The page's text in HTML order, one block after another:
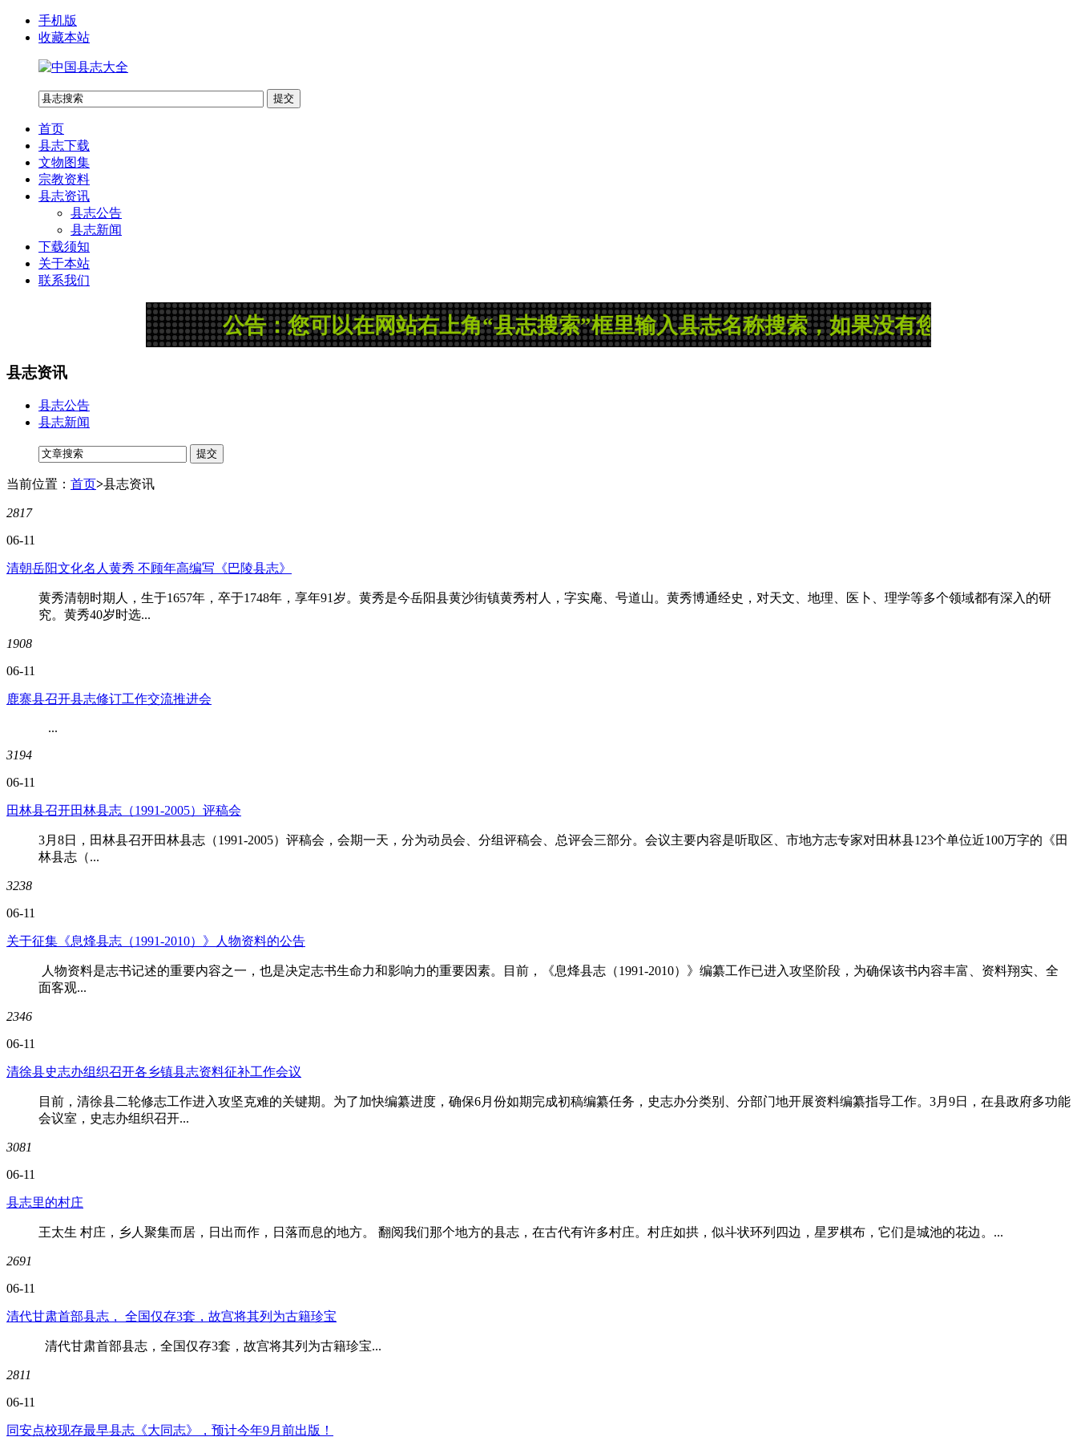
手机版
收藏本站
首页
县志下载
文物图集
宗教资料
县志资讯
县志公告
县志新闻
下载须知
关于本站
联系我们
公告：您可以在网站右上角“县志搜索”框里输入县志名称搜索，如果没有您所需的县志或
县志资讯
县志公告
县志新闻
当前位置： 首页>县志资讯
2817
06-11
清朝岳阳文化名人黄秀 不顾年高编写《巴陵县志》
黄秀清朝时期人，生于1657年，卒于1748年，享年91岁。黄秀是今岳阳县黄沙街镇黄秀村人，字实庵、号道山。黄秀博通经史，对天文、地理、医卜、理学等多个领域都有深入的研
究。黄秀40岁时选...
1908
06-11
鹿寨县召开县志修订工作交流推进会
...
3194
06-11
田林县召开田林县志（1991-2005）评稿会
3月8日，田林县召开田林县志（1991-2005）评稿会，会期一天，分为动员会、分组评稿会、总评会三部分。会议主要内容是听取区、市地方志专家对田林县123个单位近100万字的《田
林县志（...
3238
06-11
关于征集《息烽县志（1991-2010）》人物资料的公告
人物资料是志书记述的重要内容之一，也是决定志书生命力和影响力的重要因素。目前，《息烽县志（1991-2010）》编纂工作已进入攻坚阶段，为确保该书内容丰富、资料翔实、全
面客观...
2346
06-11
清徐县史志办组织召开各乡镇县志资料征补工作会议
目前，清徐县二轮修志工作进入攻坚克难的关键期。为了加快编纂进度，确保6月份如期完成初稿编纂任务，史志办分类别、分部门地开展资料编纂指导工作。3月9日，在县政府多功能
会议室，史志办组织召开...
3081
06-11
县志里的村庄
王太生 村庄，乡人聚集而居，日出而作，日落而息的地方。 翻阅我们那个地方的县志，在古代有许多村庄。村庄如拱，似斗状环列四边，星罗棋布，它们是城池的花边。...
2691
06-11
清代甘肃首部县志， 全国仅存3套，故宫将其列为古籍珍宝
清代甘肃首部县志，全国仅存3套，故宫将其列为古籍珍宝...
2811
06-11
同安点校现存最早县志《大同志》，预计今年9月前出版！